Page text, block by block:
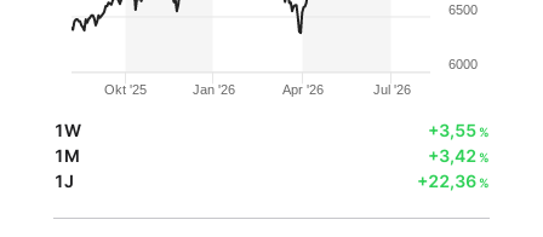
Okt '25 Jan '26 Apr '26 Jul '26
6000
6500
1W +3,55%
1M +3,42%
1J +22,36%